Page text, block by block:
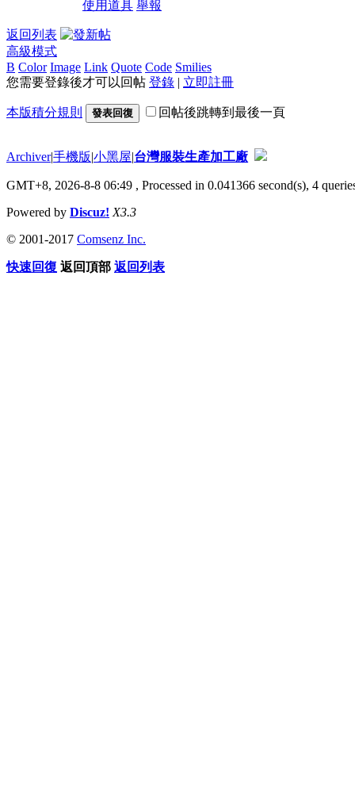
使用道具 舉報
返回列表
高級模式
B Color Image Link Quote Code Smilies
您需要登錄後才可以回帖 登錄 | 立即註冊
本版積分規則 發表回復 回帖後跳轉到最後一頁
Archiver|手機版|小黑屋|台灣服裝生產加工廠
GMT+8, 2026-8-8 06:49 , Processed in 0.041366 second(s), 4
Powered by Discuz! X3.3
© 2001-2017 Comsenz Inc.
快速回復 返回頂部 返回列表